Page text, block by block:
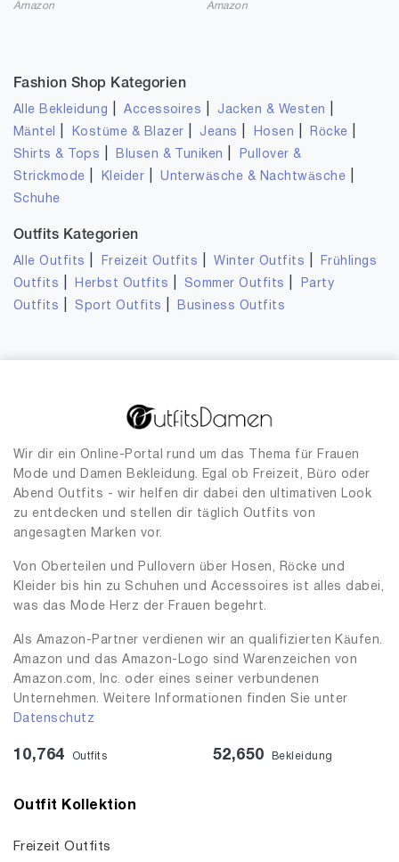
Amazon Amazon
Fashion Shop Kategorien
Alle Bekleidung |Accessoires Jacken & Westen
Mäntel Kostüme & Blazer Jeans Hosen Röcke
Shirts & Tops Blusen & Tuniken
Pullover &
Strickmode
Kleider |Unterwäsche & Nachtwäsche
Schuhe
Outfits Kategorien
Alle Outfits Freizeit Outfits |Winter Outfits
Frühlings
Outfits
Herbst Outfits Sommer Outfits
Party
Outfits
Sport Outfits Business Outfits
Wir dir ein Online-Portal rund um das Thema für Frauen
Mode und Damen Bekleidung. Egal ob Freizeit, Büro oder
Abend Outfits - wir helfen dir dabei den ultimativen Look
zu entdecken und stellen dir täglich Outfits von
angesagten Marken vor.
Von Oberteilen und Pullovern über Hosen, Röcke und
Kleider bis hin zu Schuhen und Accessoires ist alles dabei,
was das Mode Herz der Frauen begehrt.
Als Amazon-Partner verdienen wir an qualifizierten Käufen.
Amazon und das Amazon-Logo sind Warenzeichen von
Amazon.com, Inc. oder eines seiner verbundenen
Unternehmen. Weitere Informationen finden Sie unter
Datenschutz
10,764 Outfits 52,650 Bekleidung
Outfit Kollektion
Freizeit Outfits